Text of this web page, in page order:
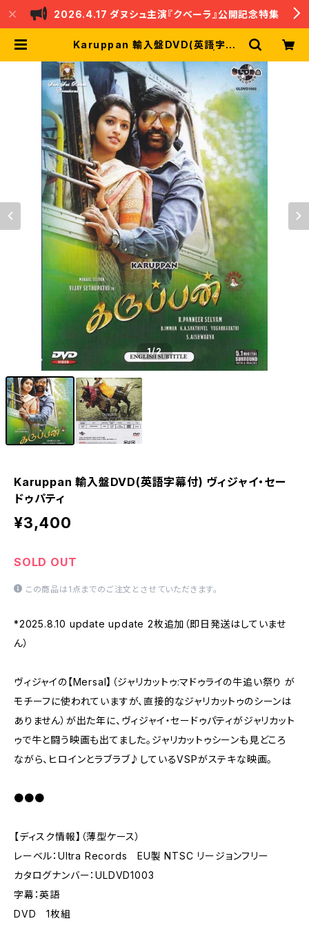
2026.4.17 ダヌシュ主演『クベーラ』公開記念特集
Karuppan 輸入盤DVD(英語字幕
dri
1/2
Karuppan 輸入盤DVD(英語字幕付) ヴィジャイ・セー
ドゥパティ
¥3,400
SOLD OUT
この商品は1点までのご注文とさせていただきます。
*2025.8.10 update update 2枚追加（即日発送はしていませ
ん）
ヴィジャイの【Mersal】（ジャリカットゥ:マドゥライの牛追い祭り が
モチーフに使われていますが、直接的なジャリカットゥのシーンは
ありません）が出た年に、ヴィジャイ・セードゥパティがジャリカット
ゥで牛と闘う映画も出てました。ジャリカットゥシーンも見どころ
ながら、ヒロインとラブラブ♪しているVSPがステキな映画。
●●●
【ディスク情報】（薄型ケース）
レーベル：Ultra Records EU製 NTSC リージョンフリー
カタログナンバー：ULDVD1003
字幕：英語
DVD 1枚組